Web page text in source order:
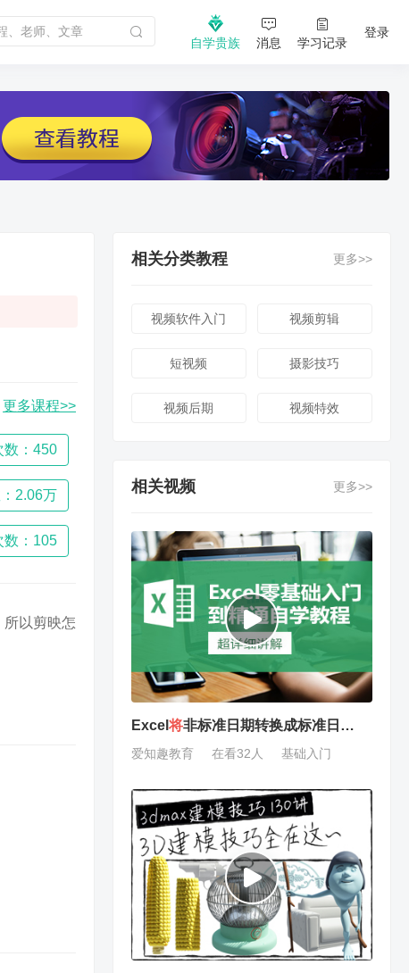
自学贵族 消息 学习记录
登录
更多课程>>
数：450
2.06万
数：105
以剪映怎
相关分类教程 更多>>
视频软件入门 视频剪辑
短视频 摄影技巧
视频后期 视频特效
相关视频 更多>>
Excel 将非标准日期转换成标准日期以及
爱知趣教育 在看32人 基础入门